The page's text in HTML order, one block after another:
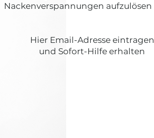
Nackenverspannungen aufzulösen
Hier Email-Adresse eintragen
und Sofort-Hilfe erhalten